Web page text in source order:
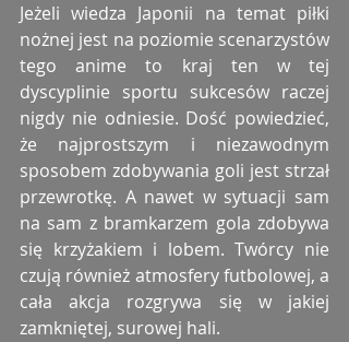
Jeżeli wiedza Japonii na temat piłki
nożnej jest na poziomie scenarzystów
tego anime to kraj ten w tej
dyscyplinie sportu sukcesów raczej
nigdy nie odniesie. Dość powiedzieć,
że najprostszym i niezawodnym
sposobem zdobywania goli jest strzał
przewrotkę. A nawet w sytuacji sam
na sam z bramkarzem gola zdobywa
się krzyżakiem i lobem. Twórcy nie
czują również atmosfery futbolowej, a
cała akcja rozgrywa się w jakiej
zamkniętej, surowej hali.